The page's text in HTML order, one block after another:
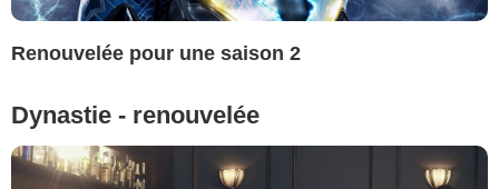
Renouvelée pour une saison 2
Dynastie - renouvelée